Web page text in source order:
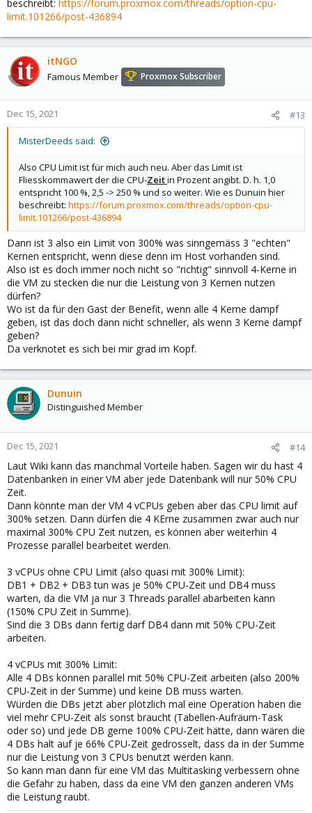
beschreibt: https://forum.proxmox.com/threads/option-cpu-
limit.101266/post-436894
itNGO
Famous Member Proxmox Subscriber
Dec 15, 2021 #13
MisterDeeds said:
Also CPU Limit ist für mich auch neu. Aber das Limit ist
Fliesskommawert der die CPU-Zeitin Prozent angibt. D. h. 1,0
entspricht 100 %, 2,5 -> 250 % und so weiter. Wie es Dunuin hier
beschreibt: https://forum.proxmox.com/threads/option-cpu-
limit.101266/post-436894
Dann ist 3 also ein Limit von 300% was sinngemäss 3 "echten"
Kernen entspricht, wenn diese denn im Host vorhanden sind.
Also ist es doch immer noch nicht so "richtig" sinnvoll 4-Kerne in
die VM zu stecken die nur die Leistung von 3 Kernen nutzen
dürfen?
Wo ist da für den Gast der Benefit, wenn alle 4 Kerne dampf
geben, ist das doch dann nicht schneller, als wenn 3 Kerne dampf
geben?
Da verknotet es sich bei mir grad im Kopf.
Dunuin
Distinguished Member
Dec 15, 2021 #14
Laut Wiki kann das manchmal Vorteile haben. Sagen wir du hast 4
Datenbanken in einer VM aber jede Datenbank will nur 50% CPU
Zeit.
Dann könnte man der VM 4 vCPUs geben aber das CPU limit auf
300% setzen. Dann dürfen die 4 KErne zusammen zwar auch nur
maximal 300% CPU Zeit nutzen, es können aber weiterhin 4
Prozesse parallel bearbeitet werden.
3 vCPUs ohne CPU Limit (also quasi mit 300% Limit):
DB1 + DB2 + DB3 tun was je 50% CPU-Zeit und DB4 muss
warten, da die VM ja nur 3 Threads parallel abarbeiten kann
(150% CPU Zeit in Summe).
Sind die 3 DBs dann fertig darf DB4 dann mit 50% CPU-Zeit
arbeiten.
4 vCPUs mit 300% Limit:
Alle 4 DBs können parallel mit 50% CPU-Zeit arbeiten (also 200%
CPU-Zeit in der Summe) und keine DB muss warten.
Würden die DBs jetzt aber plötzlich mal eine Operation haben die
viel mehr CPU-Zeit als sonst braucht (Tabellen-Aufräum-Task
oder so) und jede DB gerne 100% CPU-Zeit hätte, dann wären die
4 DBs halt auf je 66% CPU-Zeit gedrosselt, dass da in der Summe
nur die Leistung von 3 CPUs benutzt werden kann.
So kann man dann für eine VM das Multitasking verbessern ohne
die Gefahr zu haben, dass da eine VM den ganzen anderen VMs
die Leistung raubt.